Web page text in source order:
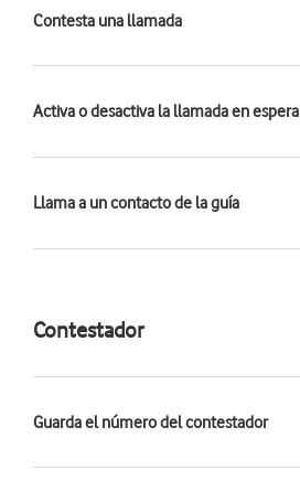
Contesta una llamada
Activa o desactiva la llamada en espera
Llama a un contacto de la guía
Contestador
Guarda el número del contestador